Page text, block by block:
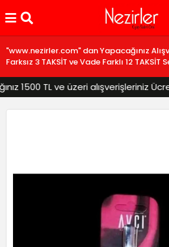
"www.nezirler.com" dan Yapacağınız
Farksız 3 TAKSİT ve Vade Farklı 12 TAKSİT
1500 TL ve üzeri alışverişleriniz